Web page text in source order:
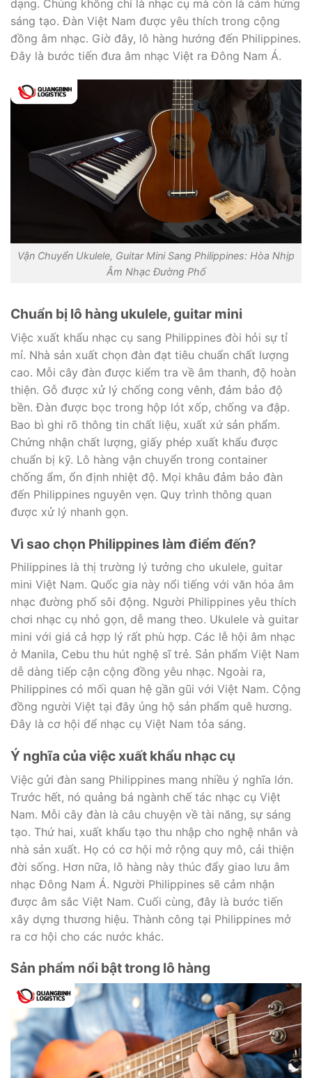
dạng. Chúng không chỉ là nhạc cụ mà còn là cảm hứng
sáng tạo. Đàn Việt Nam được yêu thích trong cộng
đồng âm nhạc. Giờ đây, lô hàng hướng đến Philippines.
Đây là bước tiến đưa âm nhạc Việt ra Đông Nam Á.
Vận Chuyển Ukulele, Guitar Mini Sang Philippines: Hòa Nhịp
Âm Nhạc Đường Phố
Chuẩn bị lô hàng ukulele, guitar mini
Việc xuất khẩu nhạc cụ sang Philippines đòi hỏi sự tỉ
mỉ. Nhà sản xuất chọn đàn đạt tiêu chuẩn chất lượng
cao. Mỗi cây đàn được kiểm tra về âm thanh, độ hoàn
thiện. Gỗ được xử lý chống cong vênh, đảm bảo độ
bền. Đàn được bọc trong hộp lót xốp, chống va đập.
Bao bì ghi rõ thông tin chất liệu, xuất xứ sản phẩm.
Chứng nhận chất lượng, giấy phép xuất khẩu được
chuẩn bị kỹ. Lô hàng vận chuyển trong container
chống ẩm, ổn định nhiệt độ. Mọi khâu đảm bảo đàn
đến Philippines nguyên vẹn. Quy trình thông quan
được xử lý nhanh gọn.
Vì sao chọn Philippines làm điểm đến?
Philippines là thị trường lý tưởng cho ukulele, guitar
mini Việt Nam. Quốc gia này nổi tiếng với văn hóa âm
nhạc đường phố sôi động. Người Philippines yêu thích
chơi nhạc cụ nhỏ gọn, dễ mang theo. Ukulele và guitar
mini với giá cả hợp lý rất phù hợp. Các lễ hội âm nhạc
ở Manila, Cebu thu hút nghệ sĩ trẻ. Sản phẩm Việt Nam
dễ dàng tiếp cận cộng đồng yêu nhạc. Ngoài ra,
Philippines có mối quan hệ gần gũi với Việt Nam. Cộng
đồng người Việt tại đây ủng hộ sản phẩm quê hương.
Đây là cơ hội để nhạc cụ Việt Nam tỏa sáng.
Ý nghĩa của việc xuất khẩu nhạc cụ
Việc gửi đàn sang Philippines mang nhiều ý nghĩa lớn.
Trước hết, nó quảng bá ngành chế tác nhạc cụ Việt
Nam. Mỗi cây đàn là câu chuyện về tài năng, sự sáng
tạo. Thứ hai, xuất khẩu tạo thu nhập cho nghệ nhân và
nhà sản xuất. Họ có cơ hội mở rộng quy mô, cải thiện
đời sống. Hơn nữa, lô hàng này thúc đẩy giao lưu âm
nhạc Đông Nam Á. Người Philippines sẽ cảm nhận
được âm sắc Việt Nam. Cuối cùng, đây là bước tiến
xây dựng thương hiệu. Thành công tại Philippines mở
ra cơ hội cho các nước khác.
Sản phẩm nổi bật trong lô hàng